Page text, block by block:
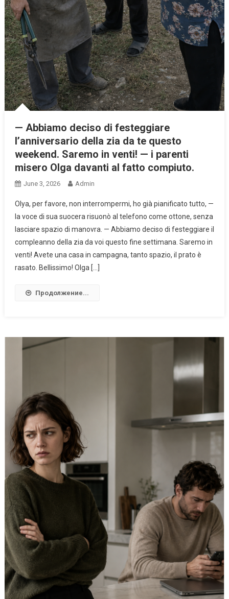
— Abbiamo deciso di festeggiare
l’anniversario della zia da te questo
weekend. Saremo in venti! — i parenti
misero Olga davanti al fatto compiuto.
June 3, 2026 Admin
Olya, per favore, non interrompermi, ho già pianificato tutto, —
la voce di sua suocera risuonò al telefono come ottone, senza
lasciare spazio di manovra. — Abbiamo deciso di festeggiare il
compleanno della zia da voi questo fine settimana. Saremo in
venti! Avete una casa in campagna, tanto spazio, il prato è
rasato. Bellissimo! Olga […]
Продолжение...